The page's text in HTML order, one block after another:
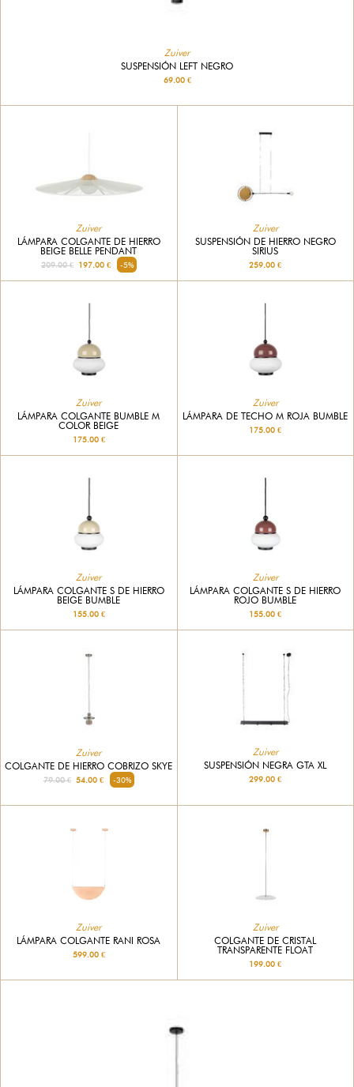
Zuiver
SUSPENSIÓN LEFT NEGRO
69.00 €
Zuiver
LÁMPARA COLGANTE DE HIERRO
BEIGE BELLE PENDANT
209.00 €197.00 € -5%
Zuiver
SUSPENSIÓN DE HIERRO NEGRO
SIRIUS
259.00 €
Zuiver
LÁMPARA COLGANTE BUMBLE M
COLOR BEIGE
175.00 €
Zuiver
LÁMPARA DE TECHO M ROJA BUMBLE
175.00 €
Zuiver
LÁMPARA COLGANTE S DE HIERRO
BEIGE BUMBLE
155.00 €
Zuiver
LÁMPARA COLGANTE S DE HIERRO
ROJO BUMBLE
155.00 €
Zuiver
COLGANTE DE HIERRO COBRIZO SKYE
79.00 €54.00 € -30%
Zuiver
SUSPENSIÓN NEGRA GTA XL
299.00 €
Zuiver
LÁMPARA COLGANTE RANI ROSA
599.00 €
Zuiver
COLGANTE DE CRISTAL
TRANSPARENTE FLOAT
199.00 €